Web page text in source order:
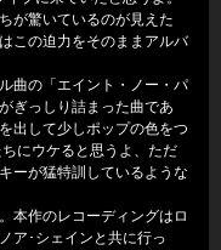
が驚いているのが見えた
この迫力をそのままアルバ
曲の「エイント・ノー・パ
ぎっしり詰まった曲であ
出して少しポップの色をつ
にウケると思うよ、ただ
ーが猛特訓しているような
本作のレコーディングはロ
ア･シェインと共に行っ